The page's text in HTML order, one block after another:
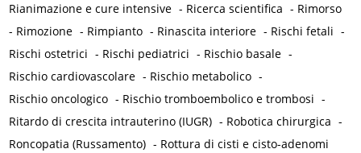
Rianimazione e cure intensive - Ricerca scientifica - Rimorso
- Rimozione - Rimpianto - Rinascita interiore - Rischi fetali -
Rischi ostetrici - Rischi pediatrici - Rischio basale -
Rischio cardiovascolare - Rischio metabolico -
Rischio oncologico - Rischio tromboembolico e trombosi -
Ritardo di crescita intrauterino (IUGR) - Robotica chirurgica -
Roncopatia (Russamento) - Rottura di cisti e cisto-adenomi